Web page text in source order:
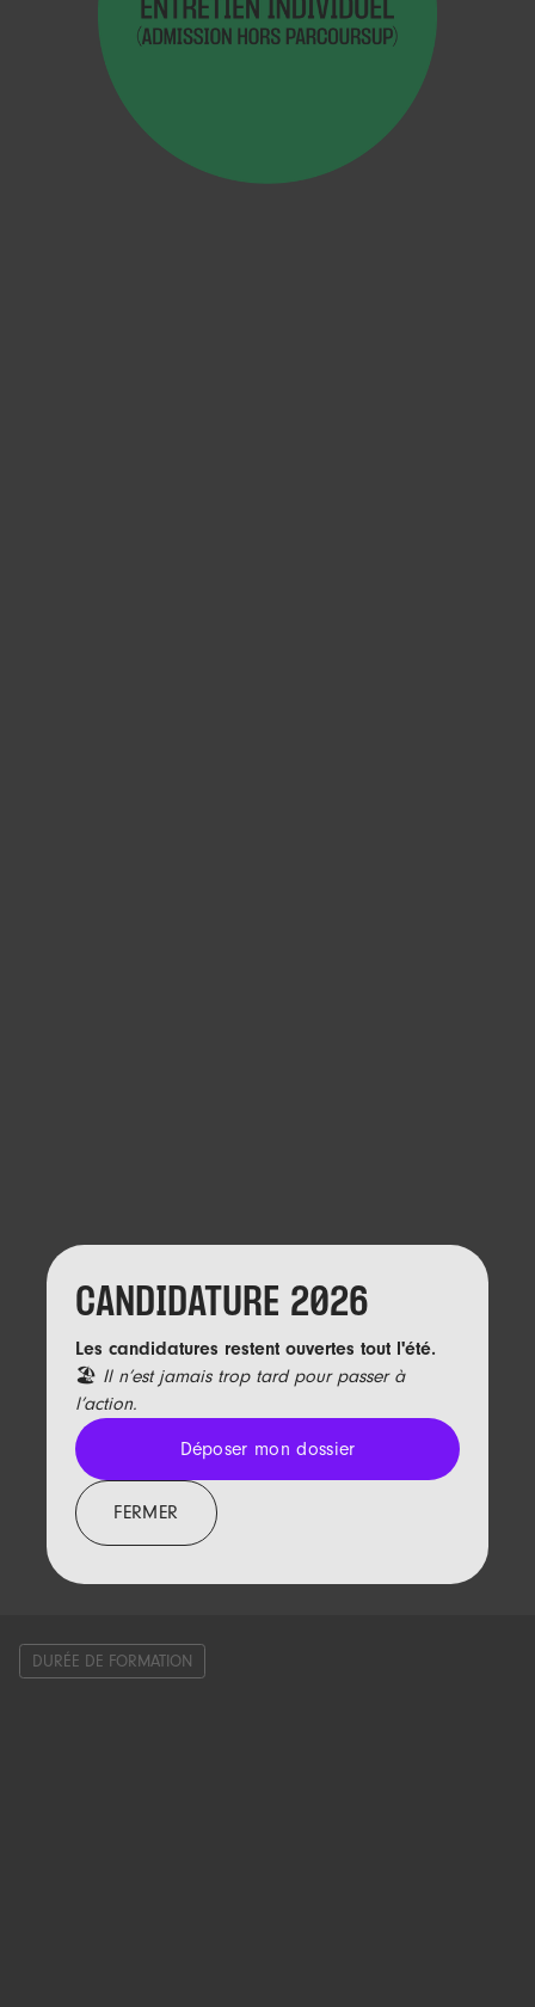
CANDIDATURE 2026
Les candidatures restent ouvertes tout l'été.
🏖️ Il n’est jamais trop tard pour passer à
l’action.
Déposer mon dossier
Déposer mon dossier
FERMER
DURÉE DE FORMATION